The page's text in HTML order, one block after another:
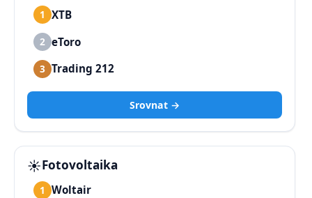
1 XTB
2 eToro
3 Trading 212
Srovnat →
☀️Fotovoltaika
1 Woltair